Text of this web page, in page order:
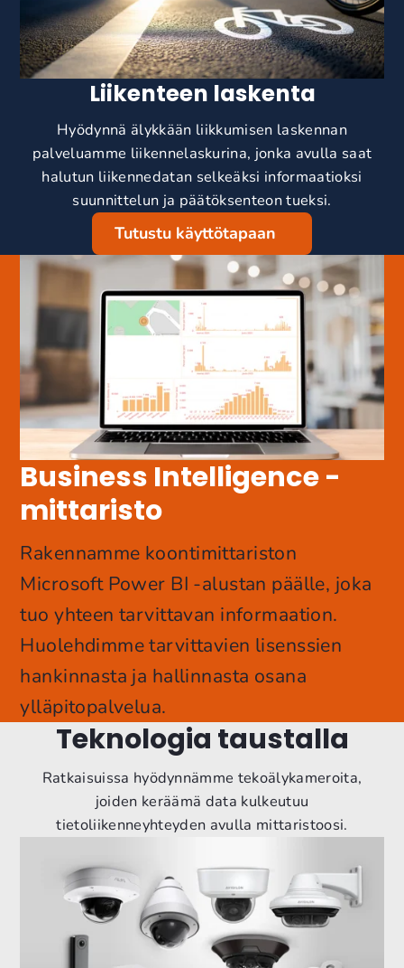
Liikenteen laskenta
Hyödynnä älykkään liikkumisen laskennan
palveluamme liikennelaskurina, jonka avulla saat
halutun liikennedatan selkeäksi informaatioksi
suunnittelun ja päätöksenteon tueksi.
Tutustu käyttötapaan
Business Intelligence -
mittaristo
Rakennamme koontimittariston
Microsoft Power BI -alustan päälle, joka
tuo yhteen tarvittavan informaation.
Huolehdimme tarvittavien lisenssien
hankinnasta ja hallinnasta osana
ylläpitopalvelua.
Teknologia taustalla
Ratkaisuissa hyödynnämme tekoälykameroita,
joiden keräämä data kulkeutuu
tietoliikenneyhteyden avulla mittaristoosi.